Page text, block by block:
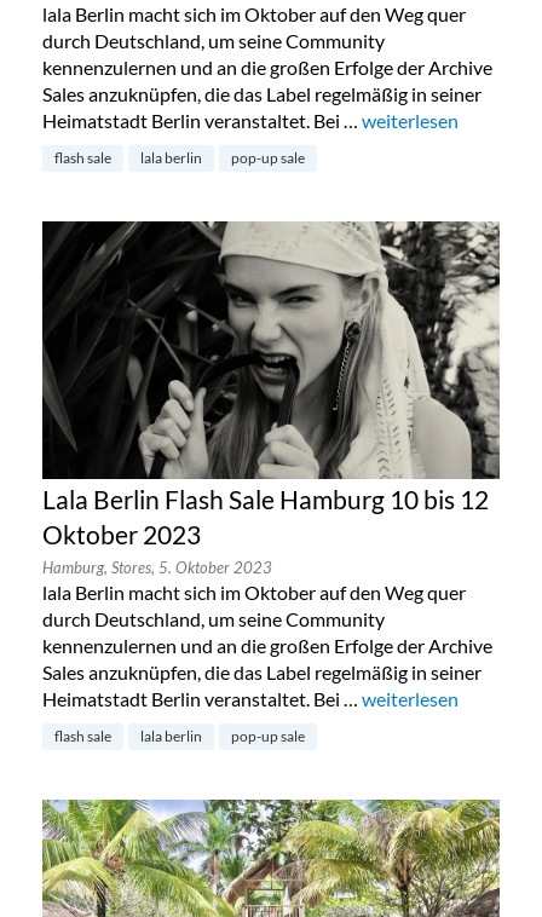
lala Berlin macht sich im Oktober auf den Weg quer
durch Deutschland, um seine Community
kennenzulernen und an die großen Erfolge der Archive
Sales anzuknüpfen, die das Label regelmäßig in seiner
Heimatstadt Berlin veranstaltet. Bei … „Lala Berlin Flash
weiterlesen
flash sale lala berlin pop-up sale
Lala Berlin Flash Sale Hamburg 10 bis 12
Oktober 2023
Hamburg, Stores, 5. Oktober 2023
lala Berlin macht sich im Oktober auf den Weg quer
durch Deutschland, um seine Community
kennenzulernen und an die großen Erfolge der Archive
Sales anzuknüpfen, die das Label regelmäßig in seiner
Heimatstadt Berlin veranstaltet. Bei … „Lala Berlin Flash
weiterlesen
flash sale lala berlin pop-up sale